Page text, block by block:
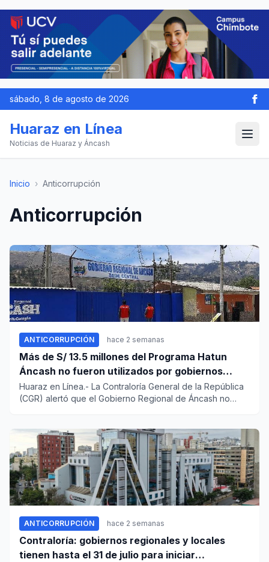
sábado, 8 de agosto de 2026
Huaraz en Línea
Noticias de Huaraz y Áncash
Inicio › Anticorrupción
Anticorrupción
ANTICORRUPCIÓN hace 2 semanas
Más de S/ 13.5 millones del Programa Hatun
Áncash no fueron utilizados por gobiernos
locales para ejecutar obras
Huaraz en Línea.- La Contraloría General de la República
(CGR) alertó que el Gobierno Regional de Áncash no
ANTICORRUPCIÓN hace 2 semanas
Contraloría: gobiernos regionales y locales
tienen hasta el 31 de julio para iniciar